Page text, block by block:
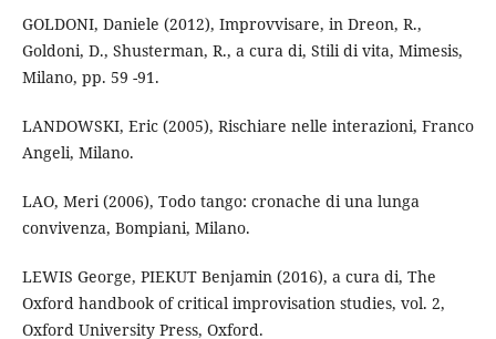
GOLDONI, Daniele (2012), Improvvisare, in Dreon, R.,
Goldoni, D., Shusterman, R., a cura di, Stili di vita, Mimesis,
Milano, pp. 59 -91.
LANDOWSKI, Eric (2005), Rischiare nelle interazioni, Franco
Angeli, Milano.
LAO, Meri (2006), Todo tango: cronache di una lunga
convivenza, Bompiani, Milano.
LEWIS George, PIEKUT Benjamin (2016), a cura di, The
Oxford handbook of critical improvisation studies, vol. 2,
Oxford University Press, Oxford.